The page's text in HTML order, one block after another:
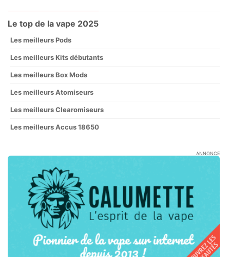
Le top de la vape 2025
Les meilleurs Pods
Les meilleurs Kits débutants
Les meilleurs Box Mods
Les meilleurs Atomiseurs
Les meilleurs Clearomiseurs
Les meilleurs Accus 18650
ANNONCE